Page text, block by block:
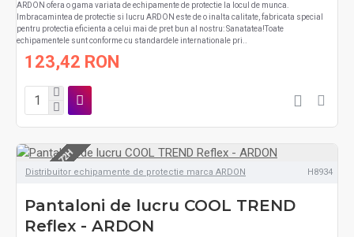
ARDON ofera o gama variata de echipamente de protectie la locul de munca.
Imbracamintea de protectie si lucru ARDON este de o inalta calitate, fabricata special
pentru protectia eficienta a celui mai de pret bun al nostru: Sanatatea!Toate
echipamentele sunt conforme cu standardele internationale pri..
123,42 RON
LIVRARE 48-72H
Distribuitor echipamente de protectie marca ARDON H8934
Pantaloni de lucru COOL TREND
Reflex - ARDON